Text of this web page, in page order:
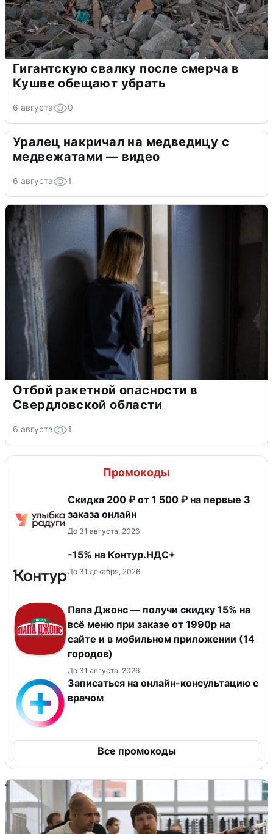
Гигантскую свалку после смерча в
Кушве обещают убрать
6 августа 0
Уралец накричал на медведицу с
медвежатами — видео
6 августа 1
Отбой ракетной опасности в
Свердловской области
6 августа 1
Промокоды
Скидка 200 ₽ от 1 500 ₽ на первые 3
заказа онлайн
До 31 августа, 2026
-15% на Контур.НДС+
До 31 декабря, 2026
Папа Джонс — получи скидку 15% на
всё меню при заказе от 1990р на
сайте и в мобильном приложении (14
городов)
До 31 августа, 2026
Записаться на онлайн-консультацию с
врачом
Все промокоды